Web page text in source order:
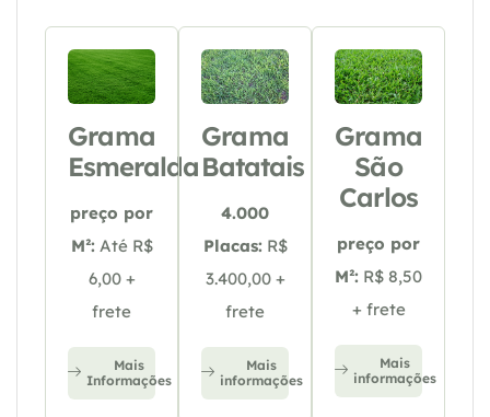
Grama
Esmeralda
preço por
M²: Até R$
6,00 +
frete
Mais
Informações
Grama
Batatais
4.000
Placas: R$
3.400,00 +
frete
Mais
informações
Grama
São
Carlos
preço por
M²: R$ 8,50
+ frete
Mais
informações